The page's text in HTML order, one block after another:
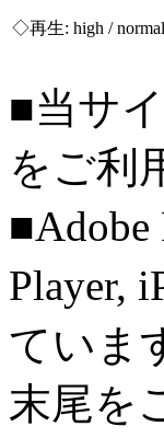
◇再生: high /
■当サ
をご利
■Adobe
Player,
ていま
末尾を